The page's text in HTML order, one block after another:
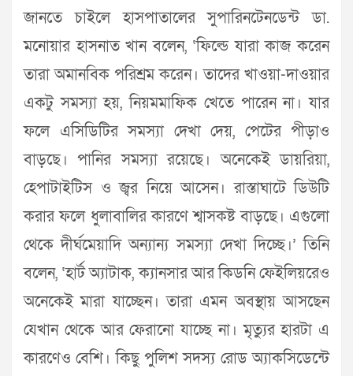
জানতে চাইলে হাসপাতালের সুপারিনটেনডেন্ট ডা.
মনোয়ার হাসনাত খান বলেন, ‘ফিল্ডে যারা কাজ করেন
তারা অমানবিক পরিশ্রম করেন। তাদের খাওয়া-দাওয়ার
একটু সমস্যা হয়, নিয়মমাফিক খেতে পারেন না। যার
ফলে এসিডিটির সমস্যা দেখা দেয়, পেটের পীড়াও
বাড়ছে। পানির সমস্যা রয়েছে। অনেকেই ডায়রিয়া,
হেপাটাইটিস ও জ্বর নিয়ে আসেন। রাস্তাঘাটে ডিউটি
করার ফলে ধুলাবালির কারণে শ্বাসকষ্ট বাড়ছে। এগুলো
থেকে দীর্ঘমেয়াদি অন্যান্য সমস্যা দেখা দিচ্ছে।’ তিনি
বলেন, ‘হার্ট অ্যাটাক, ক্যানসার আর কিডনি ফেইলিয়রেও
অনেকেই মারা যাচ্ছেন। তারা এমন অবস্থায় আসছেন
যেখান থেকে আর ফেরানো যাচ্ছে না। মৃত্যুর হারটা এ
কারণেও বেশি। কিছু পুলিশ সদস্য রোড অ্যাকসিডেন্টে